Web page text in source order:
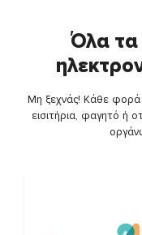
Όλα
Μη ξεχνάς! Κάθε φορά
εισιτήρια, φαγητό ή